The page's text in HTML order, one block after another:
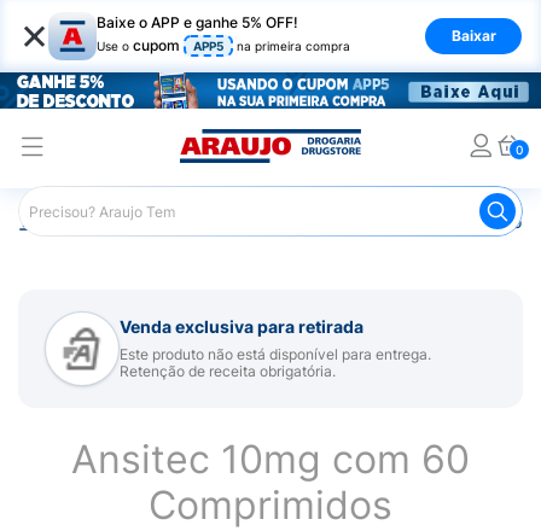
× Baixe o APP e ganhe 5% OFF!
Use o cupom APP5 na primeira compra
Baixar
0
Araujo Medicamentos Remédio para Sistema Nervoso
Venda exclusiva para retirada
Este produto não está disponível para entrega.
Retenção de receita obrigatória.
Ansitec 10mg com 60
Comprimidos